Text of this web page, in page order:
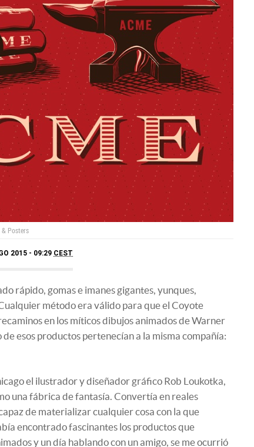
Posters
2015 - 09:29 CEST
rápido, gomas e imanes gigantes, yunques,
método era válido para que el Coyote
en los míticos dibujos animados de Warner
esos productos pertenecían a la misma compañía:
el ilustrador y diseñador gráfico Rob Loukotka,
una fábrica de fantasía. Convertía en reales
de materializar cualquier cosa con la que
encontrado fascinantes los productos que
y un día hablando con un amigo, se me ocurrió